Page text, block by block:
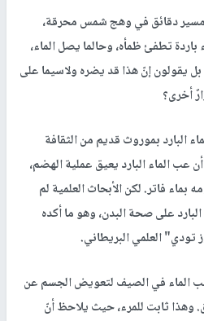
دقائق في وهج شمس محرقة،
تطفئ ظمأه، وحالما يصل الماء،
يقولون إنّ هذا قد يضره ولاسيما على
أخرى؟
البارد بموروث قديم من الثقافة
عب الماء البارد يعيق عملية الهضم،
فاتر. لكن الأبحاث العلمية لم
على صحة البدن، وهو ما أكده
العلمي البريطاني.
الماء في الصيف لتعويض الجسم عن
وهذا ثابت للمرء، حيث يلاحظ أنّ